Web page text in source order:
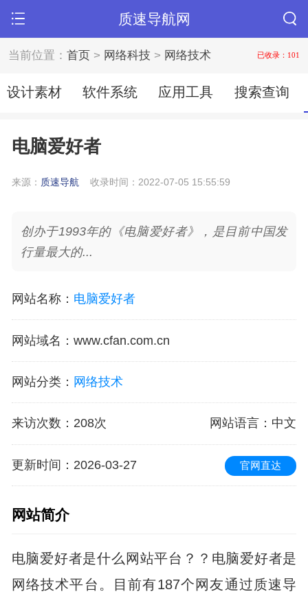
质速导航网
当前位置：首页 > 网络科技 > 网络技术 已收录：101
设计素材 软件系统 应用工具 搜索查询
电脑爱好者
来源： 质速导航 收录时间：2022-07-05 15:55:59
创办于1993年的《电脑爱好者》，是目前中国发
行量最大的...
网站名称： 电脑爱好者
网站域名 ： www.cfan.com.cn
网站分类： 网络技术
来访次数 ： 208次 网站语言 ：中文
更新时间 ：2026-03-27 官网直达
网站简介
电脑爱好者是什么网站平台？？电脑爱好者是
网络技术平台。目前有187个网友通过质速导